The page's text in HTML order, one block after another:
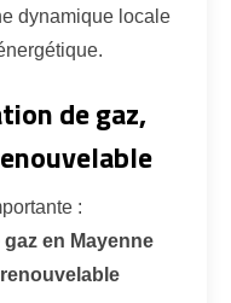
dynamique locale
de gaz,
:
en Mayenne